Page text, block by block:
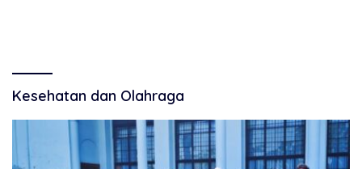
Kesehatan dan Olahraga